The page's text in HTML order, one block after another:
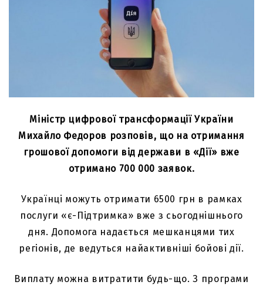
Міністр цифрової трансформації України
Михайло Федоров розповів, що на отримання
грошової допомоги від держави в «Дії» вже
отримано 700 000 заявок.
Українці можуть отримати 6500 грн в рамках
послуги «є-Підтримка» вже з сьогоднішнього
дня. Допомога надається мешканцями тих
регіонів, де ведуться найактивніші бойові дії.
Виплату можна витратити будь-що. З програми